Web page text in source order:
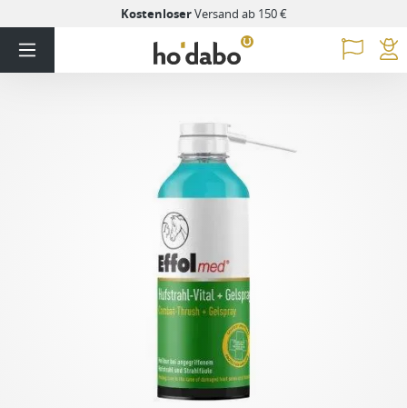
KostenloserVersand ab 150 €